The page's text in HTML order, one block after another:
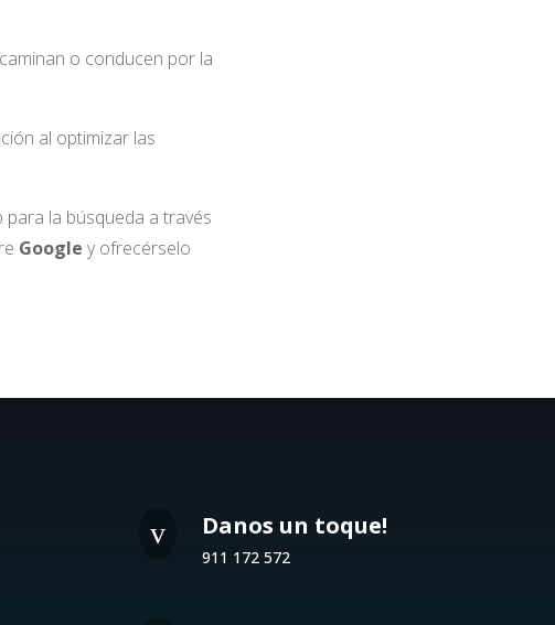
o conducen por la
al optimizar las
para la búsqueda a través
Google y ofrecérselo
v Danos un toque!
911 172 572